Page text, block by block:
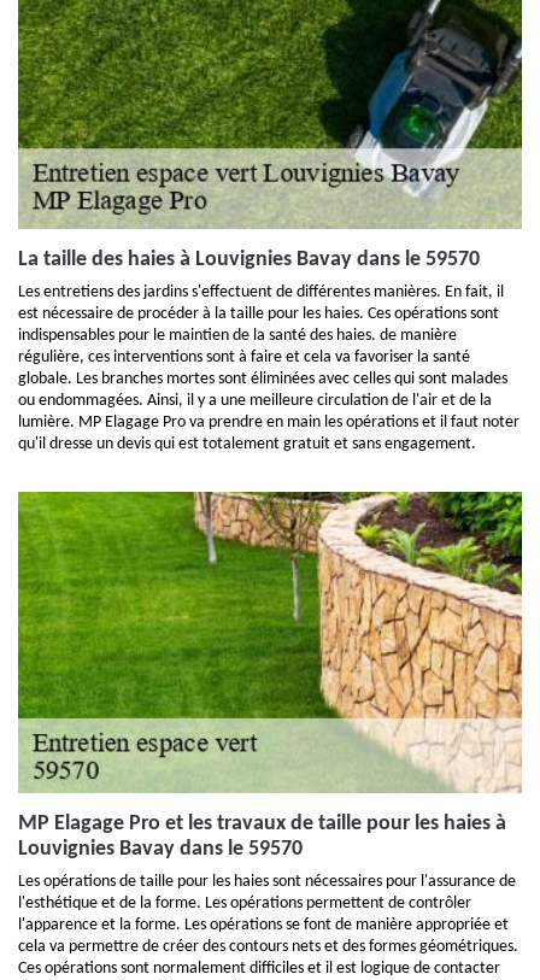
La taille des haies à Louvignies Bavay dans le 59570
Les entretiens des jardins s'effectuent de différentes manières. En fait, il
est nécessaire de procéder à la taille pour les haies. Ces opérations sont
indispensables pour le maintien de la santé des haies. de manière
régulière, ces interventions sont à faire et cela va favoriser la santé
globale. Les branches mortes sont éliminées avec celles qui sont malades
ou endommagées. Ainsi, il y a une meilleure circulation de l'air et de la
lumière. MP Elagage Pro va prendre en main les opérations et il faut noter
qu'il dresse un devis qui est totalement gratuit et sans engagement.
MP Elagage Pro et les travaux de taille pour les haies à
Louvignies Bavay dans le 59570
Les opérations de taille pour les haies sont nécessaires pour l'assurance de
l'esthétique et de la forme. Les opérations permettent de contrôler
l'apparence et la forme. Les opérations se font de manière appropriée et
cela va permettre de créer des contours nets et des formes géométriques.
Ces opérations sont normalement difficiles et il est logique de contacter